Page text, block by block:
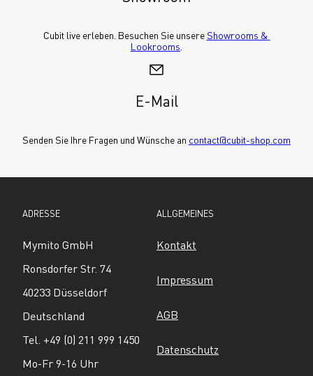
Cubit live erleben. Besuchen Sie unsere Showrooms &
Lookrooms
E-Mail
Senden Sie Ihre Fragen und Wünsche an contact@cubit-shop.com
ADRESSE
Mymito GmbH
Ronsdorfer Str. 74
40233 Düsseldorf
Deutschland
Tel. +49 (0) 211 999 1450
Mo-Fr 9-16 Uhr
ALLGEMEINES
Kontakt
Impressum
AGB
Datenschutz